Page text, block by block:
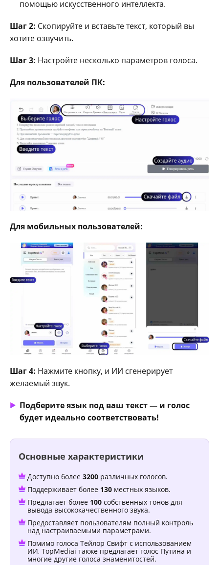
помощью искусственного интеллекта.
Шаг 2: Скопируйте и вставьте текст, который вы
хотите озвучить.
Шаг 3: Настройте несколько параметров голоса.
Для пользователей ПК:
Для мобильных пользователей:
Шаг 4: Нажмите кнопку, и ИИ сгенерирует
желаемый звук.
Подберите язык под ваш текст — и голос
будет идеально соответствовать!
Основные характеристики
Доступно более 3200 различных голосов.
Поддерживает более 130 местных языков.
Предлагает более 100 собственных тонов для
вывода высококачественного звука.
Предоставляет пользователям полный контроль
над настраиваемыми параметрами.
Помимо голоса Тейлор Свифт с использованием
ИИ, TopMediai также предлагает голос Путина и
многие другие голоса знаменитостей.